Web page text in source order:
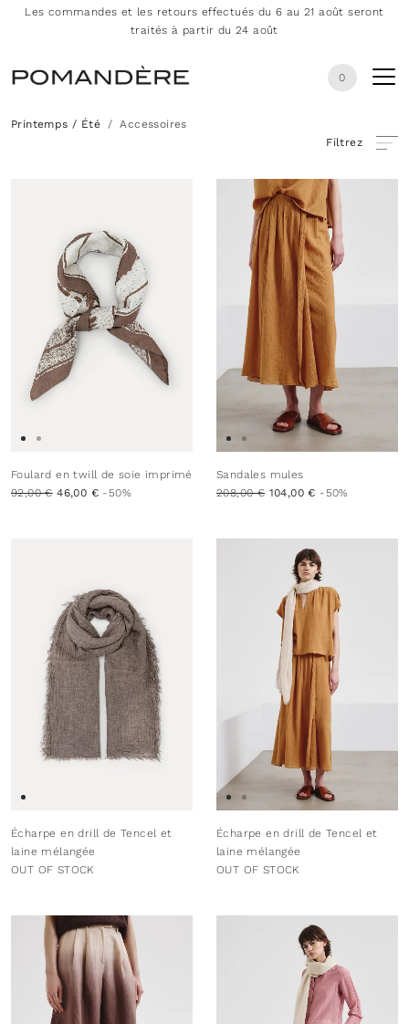
Les commandes et les retours effectués du 6 au 21 août seront
traités à partir du 24 août
0
Printemps / Été
Accessoires
Filtrez
Foulard en twill de soie imprimé
92,00 € 46,00 € -50%
Sandales mules
208,00 € 104,00 € -50%
Écharpe en drill de Tencel et
laine mélangée
OUT OF STOCK
Écharpe en drill de Tencel et
laine mélangée
OUT OF STOCK